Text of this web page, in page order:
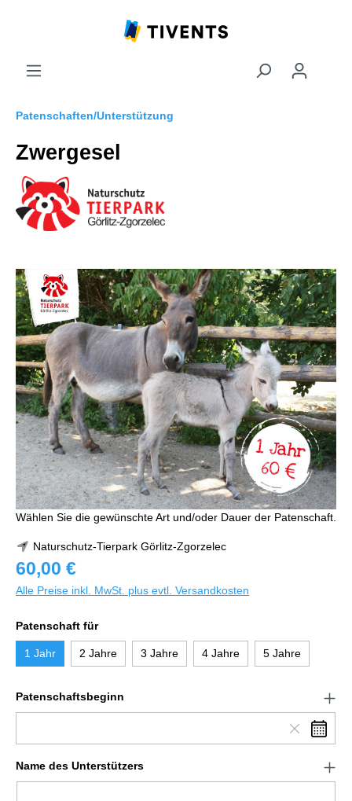
Patenschaften/Unterstützung
Zwergesel
Wählen Sie die gewünschte Art und/oder Dauer der Patenschaft.
Naturschutz-Tierpark Görlitz-Zgorzelec
60,00 €
Alle Preise inkl. MwSt. plus evtl. Versandkosten
Patenschaft für
1 Jahr 2 Jahre 3 Jahre 4 Jahre 5 Jahre
Patenschaftsbeginn
Name des Unterstützers